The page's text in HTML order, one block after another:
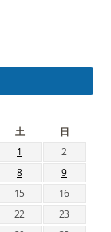
土
日
1
2
8
9
15
16
22
23